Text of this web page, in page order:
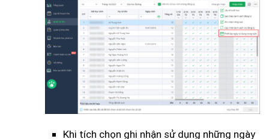
Khi tích chọn ghi nhận sử dụng những ngày